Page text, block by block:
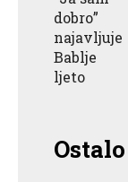
Ostalo